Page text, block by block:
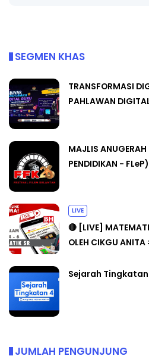
SEGMEN KHAS
TRANSFORMASI
PAHLAWAN
MAJLIS ANUGERAH
PENDIDIKAN -
LIVE
🔴 [LIVE]
OLEH CIKGU
Sejarah
JUMLAH PENGUNJUNG